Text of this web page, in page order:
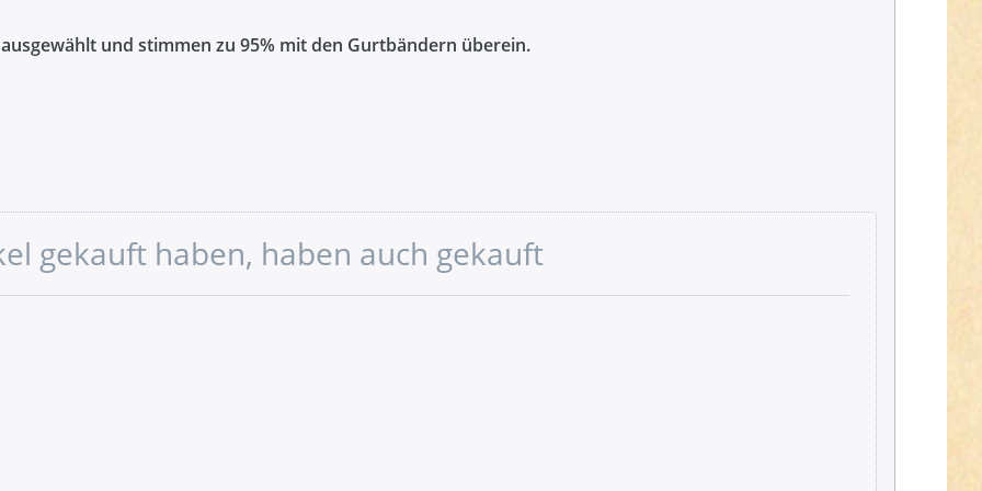
und stimmen zu 95% mit den Gurtbändern überein.
NM 60
gekauft haben, haben auch gekauft